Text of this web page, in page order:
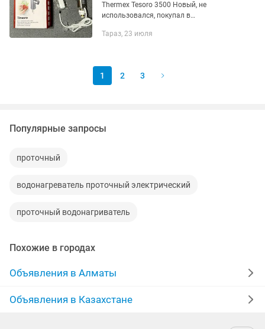
Thermex Tesoro 3500 Новый, не
использовался, покупал в
Магазине. Продаю в связи с тем, что не
Тараз, 23 июля
1 2 3
Популярные запросы
проточный
водонагреватель проточный электрический
проточный водонагриватель
Похожие в городах
Объявления в Алматы
Объявления в Казахстане